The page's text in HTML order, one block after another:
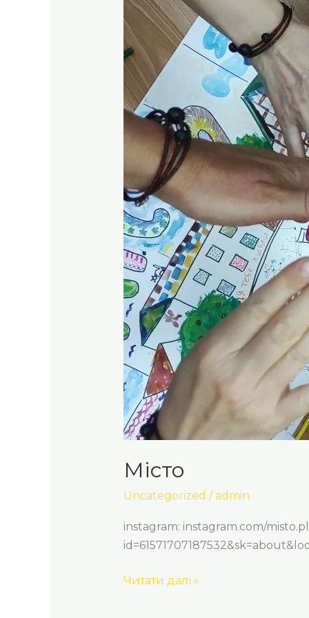
Місто
Uncategorized / admin
instagram: instagram.com/
Читати далі »